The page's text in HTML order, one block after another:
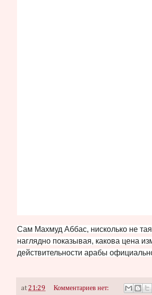
Сам Махмуд Аббас, нисколько не
наглядно показывая, какова цена
действительности арабы
at21:29 Комментариев нет: